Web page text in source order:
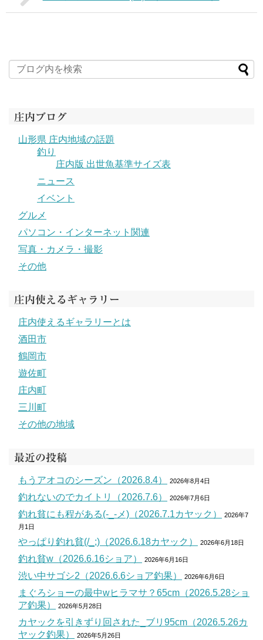
庄内ブログ
山形県 庄内地域の話題
釣り
庄内版 出世魚基準サイズ表
ニュース
イベント
グルメ
パソコン・インターネット関連
写真・カメラ・撮影
その他
庄内使えるギャラリー
庄内使えるギャラリーとは
酒田市
鶴岡市
遊佐町
庄内町
三川町
その他の地域
最近の投稿
もうアオコのシーズン（2026.8.4） 2026年8月4日
釣れないのでカイトリ（2026.7.6） 2026年7月6日
釣れ貧にも程がある(-_-メ)（2026.7.1カヤック）
2026年7
月1日
やっぱり釣れ貧(/_;)（2026.6.18カヤック） 2026年6月18日
釣れ貧w（2026.6.16ショア） 2026年6月16日
渋い中サゴシ2（2026.6.6ショア釣果） 2026年6月6日
まぐろショーの最中wヒラマサ？65cm（2026.5.28ショ
ア釣果）
2026年5月28日
カヤックを引きずり回された_ブリ95cm（2026.5.26カ
ヤック釣果）
2026年5月26日